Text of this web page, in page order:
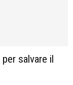
salvare il